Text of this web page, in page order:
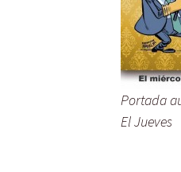
Portada
El Jueves